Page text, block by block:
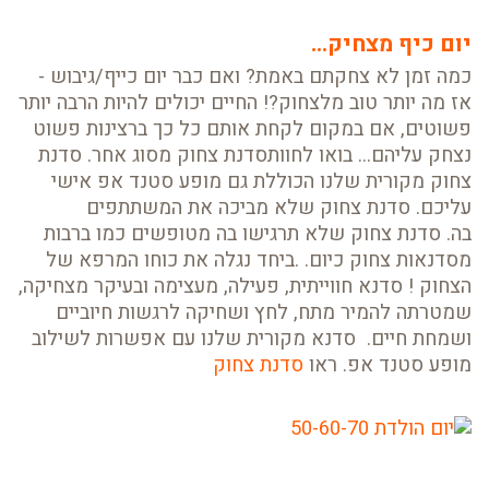
יום כיף מצחיק...
כמה זמן לא צחקתם באמת? ואם כבר יום כייף/גיבוש -
אז מה יותר טוב מלצחוק?! החיים יכולים להיות הרבה יותר
פשוטים, אם במקום לקחת אותם כל כך ברצינות פשוט
נצחק עליהם... בואו לחוותסדנת צחוק מסוג אחר. סדנת
צחוק מקורית שלנו הכוללת גם מופע סטנד אפ אישי
עליכם. סדנת צחוק שלא מביכה את המשתתפים
בה. סדנת צחוק שלא תרגישו בה מטופשים כמו ברבות
מסדנאות צחוק כיום. .ביחד נגלה את כוחו המרפא של
הצחוק ! סדנא חווייתית, פעילה, מעצימה ובעיקר מצחיקה,
שמטרתה להמיר מתח, לחץ ושחיקה לרגשות חיוביים
ושמחת חיים. סדנא מקורית שלנו עם אפשרות לשילוב
מופע סטנד אפ. ראו סדנת צחוק